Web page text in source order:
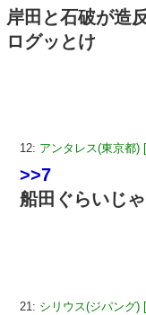
岸田と石破が造
ログッとけ
12: アンタレス(東京都)
>>7
船田ぐらいじ
21: シリウス(ジパング)